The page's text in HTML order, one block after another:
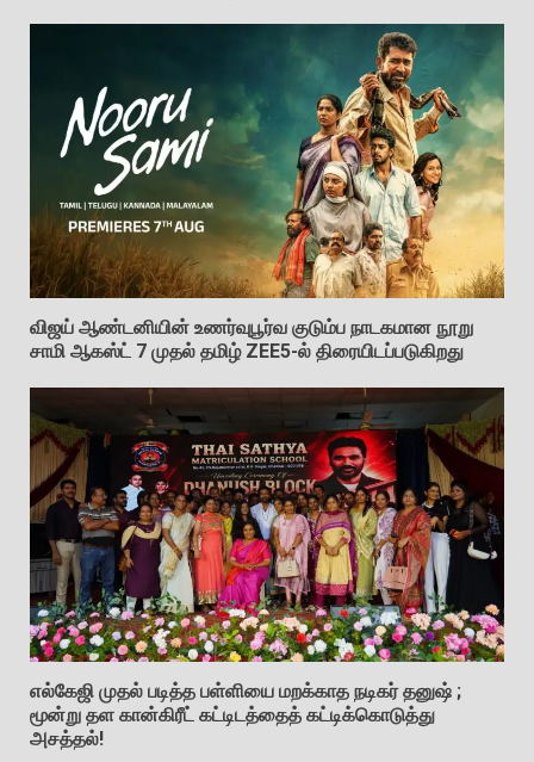
விஜய் ஆண்டனியின் உணர்வுபூர்வ குடும்ப நாடகமான நூறு
சாமி ஆகஸ்ட் 7 முதல் தமிழ் ZEE5-ல் திரையிடப்படுகிறது
எல்கேஜி முதல் படித்த பள்ளியை மறக்காத நடிகர் தனுஷ் ;
மூன்று தள கான்கிரீட் கட்டிடத்தைத் கட்டிக்கொடுத்து
அசத்தல்!